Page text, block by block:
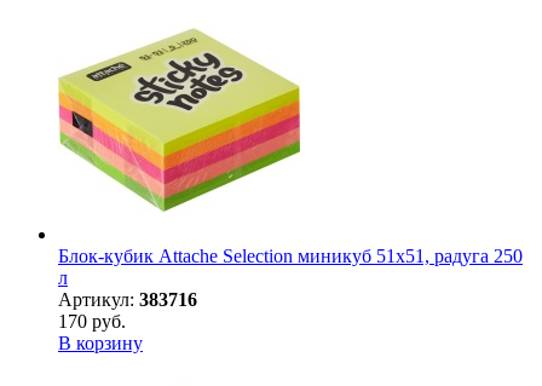
Блок-кубик Attache Selection миникуб 51х51, радуга 250
л
Артикул: 383716
170 руб.
В корзину